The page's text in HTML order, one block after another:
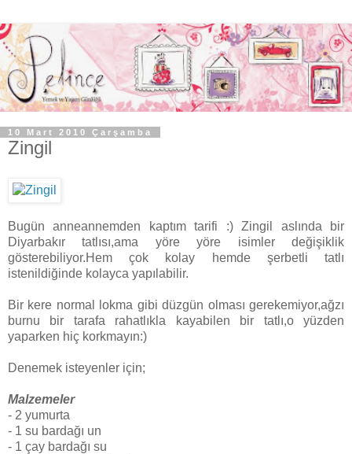
10 Mart 2010 Çarşamba
Zingil
Bugün anneannemden kaptım tarifi :) Zingil aslında bir
Diyarbakır tatlısı,ama yöre yöre isimler değişiklik
gösterebiliyor.Hem çok kolay hemde şerbetli tatlı
istenildiğinde kolayca yapılabilir.
Bir kere normal lokma gibi düzgün olması gerekemiyor,ağzı
burnu bir tarafa rahatlıkla kayabilen bir tatlı,o yüzden
yaparken hiç korkmayın:)
Denemek isteyenler için;
Malzemeler
- 2 yumurta
- 1 su bardağı un
- 1 çay bardağı su